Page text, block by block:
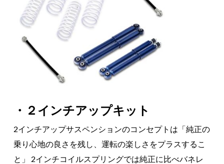
・２インチアップキット
2インチアップサスペンションのコンセプトは「純正の
乗り心地の良さを残し、運転の楽しさをプラスするこ
と」 2インチコイルスプリングでは純正に比べバネレ